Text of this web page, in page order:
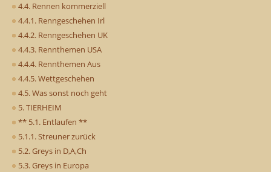
4.4. Rennen kommerziell
4.4.1. Renngeschehen Irl
4.4.2. Renngeschehen UK
4.4.3. Rennthemen USA
4.4.4. Rennthemen Aus
4.4.5. Wettgeschehen
4.5. Was sonst noch geht
5. TIERHEIM
** 5.1. Entlaufen **
5.1.1. Streuner zurück
5.2. Greys in D,A,Ch
5.3. Greys in Europa